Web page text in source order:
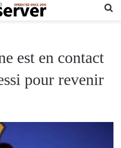
est en contact
pour revenir